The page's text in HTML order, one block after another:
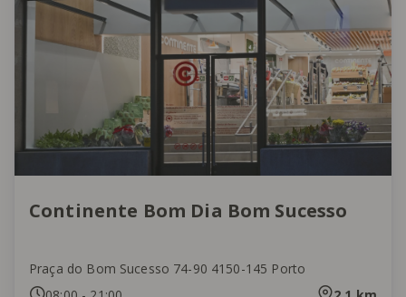
Continente Bom Dia Bom Sucesso
Praça do Bom Sucesso 74-90 4150-145 Porto